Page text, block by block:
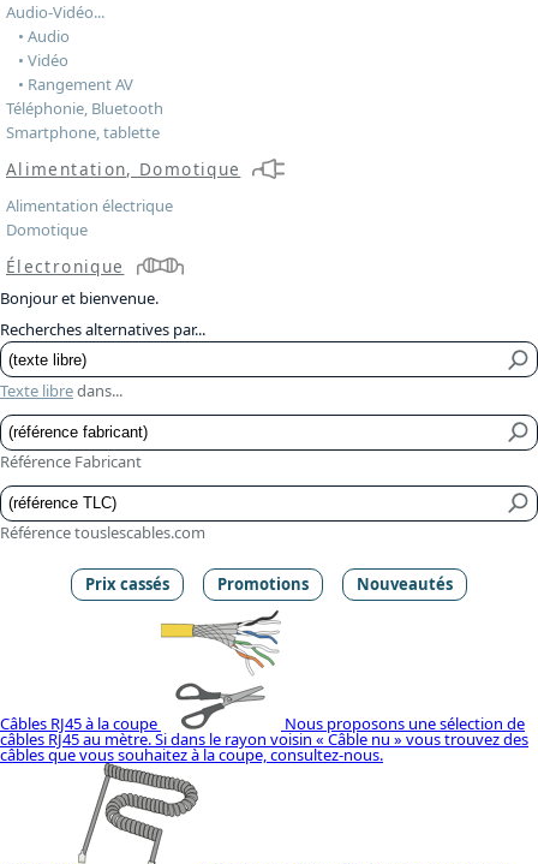
Audio-Vidéo...
• Audio
• Vidéo
• Rangement AV
Téléphonie, Bluetooth
Smartphone, tablette
Alimentation, Domotique
Alimentation électrique
Domotique
Électronique
Bonjour et bienvenue.
Recherches alternatives par...
Texte libredans...
Référence Fabricant
Référence touslescables.com
Prix cassés Promotions Nouveautés
Câbles RJ45 à la coupe Nous proposons une sélection de
câbles RJ45 au mètre. Si dans le rayon voisin « Câble nu » vous trouvez des
câbles que vous souhaitez à la coupe, consultez-nous.